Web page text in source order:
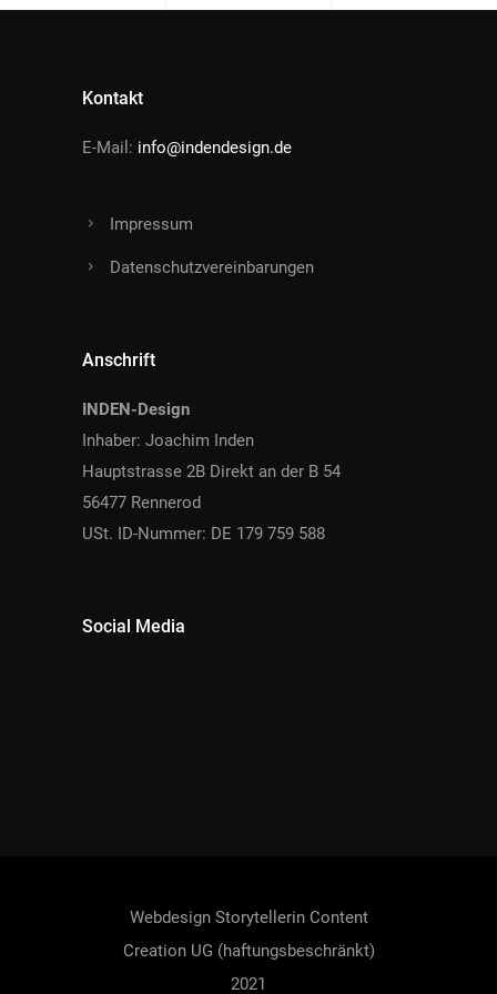
Kontakt
E-Mail: info@indendesign.de
Impressum
Datenschutzvereinbarungen
Anschrift
INDEN-Design
Inhaber: Joachim Inden
Hauptstrasse 2B Direkt an der B 54
56477 Rennerod
USt. ID-Nummer: DE 179 759 588
Social Media
Webdesign Storytellerin Content
Creation UG (haftungsbeschränkt)
2021